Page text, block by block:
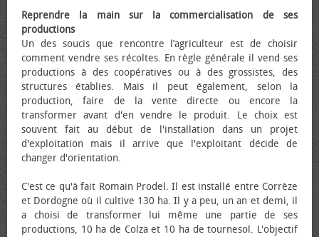
Reprendre la main sur la commercialisation de ses
productions
Un des soucis que rencontre l’agriculteur est de choisir
comment vendre ses récoltes. En règle générale il vend ses
productions à des coopératives ou à des grossistes, des
structures établies. Mais il peut également, selon la
production, faire de la vente directe ou encore la
transformer avant d'en vendre le produit. Le choix est
souvent fait au début de l'installation dans un projet
d'exploitation mais il arrive que l'exploitant décide de
changer d'orientation.
C'est ce qu'à fait Romain Prodel. Il est installé entre Corrèze
et Dordogne où il cultive 130 ha. Il y a peu, un an et demi, il
a choisi de transformer lui même une partie de ses
productions, 10 ha de Colza et 10 ha de tournesol. L'objectif